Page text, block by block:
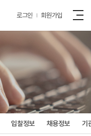
로그인 회원가입
입찰정보 채용정보 기